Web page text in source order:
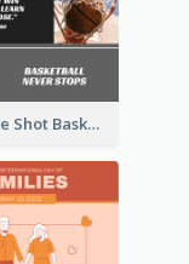
Take The Shot Basketball Instagram Post